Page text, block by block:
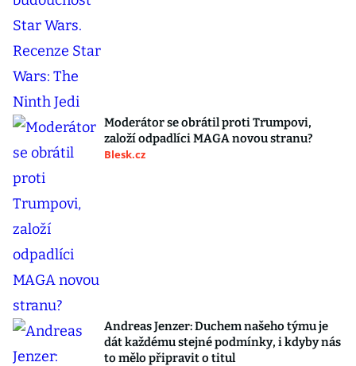
Moderátor se obrátil proti Trumpovi,
založí odpadlíci MAGA novou stranu?
Blesk.cz
Andreas Jenzer: Duchem našeho týmu je
dát každému stejné podmínky, i kdyby nás
to mělo připravit o titul